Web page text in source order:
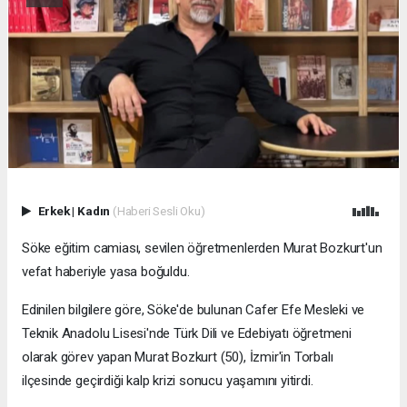
Erkek| Kadın (Haberi Sesli Oku)
Söke eğitim camiası, sevilen öğretmenlerden Murat Bozkurt'un
vefat haberiyle yasa boğuldu.
Edinilen bilgilere göre, Söke'de bulunan Cafer Efe Mesleki ve
Teknik Anadolu Lisesi'nde Türk Dili ve Edebiyatı öğretmeni
olarak görev yapan Murat Bozkurt (50), İzmir'in Torbalı
ilçesinde geçirdiği kalp krizi sonucu yaşamını yitirdi.